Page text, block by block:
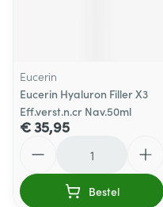
Eucerin
Eucerin Hyaluron Filler X3
Eff.verst.n.cr Nav.50ml
€ 35,95
Bestel